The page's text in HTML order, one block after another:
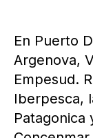
En Puerto
Argenova,
Empesud.
Iberpesca,
Patagonica